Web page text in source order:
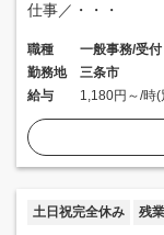
仕事／・・・
職種 一般事務/受付
勤務地
三条市
給与
1,180円～/時
土日祝完全休み 残